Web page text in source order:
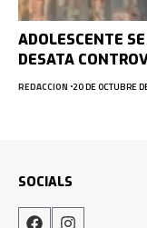
ADOLESCENTE
DESATA
REDACCION 20 DE OCTUBRE
SOCIALS